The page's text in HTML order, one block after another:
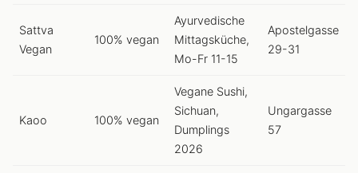
Sattva
Vegan
100% vegan
Ayurvedische
Mittagsküche,
Mo-Fr 11-15
Apostelgasse
29-31
Kaoo 100% vegan
Vegane Sushi,
Sichuan,
Dumplings
2026
Ungargasse
57